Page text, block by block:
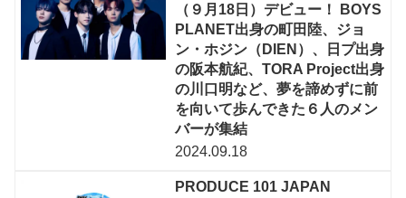
（９月18日）デビュー！ BOYS
PLANET出身の町田陸、ジョ
ン・ホジン（DIEN）、日プ出身
の阪本航紀、TORA Project出身
の川口明など、夢を諦めずに前
を向いて歩んできた６人のメン
バーが集結
2024.09.18
PRODUCE 101 JAPAN